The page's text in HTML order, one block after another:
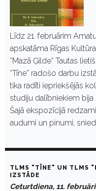
Līdz 21. februārim
apskatāma Rīgas
“Mazā Ģilde” Tautas
“Tīne” radošo darbu
tika radīti iepriekšējās
studiju dalībniekiem
Šajā ekspozīcijā
audumi un pinumi,
TLMS "TĪNE" UN TLMS
IZSTĀDE
Ceturtdiena, 11.